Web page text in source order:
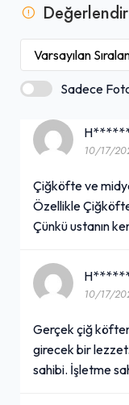
+
+
+
Sadece
10/17/
Çiğköfte ve
Özellikle
Çünkü ustanın
10/17/
Gerçek çiğ
girecek bir
sahibi. İşletme